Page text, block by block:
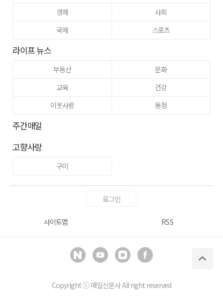
경제
사회
국제
스포츠
라이프 뉴스
부동산
문화
교육
건강
이웃사랑
동정
주간매일
고향사랑
구미
로그인
사이트맵 RSS
Copyright ⓒ매일신문사All right reserved